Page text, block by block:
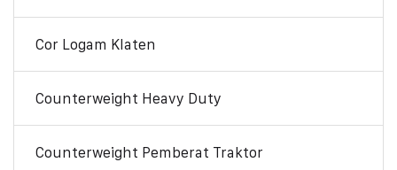
Cor Logam Klaten
Counterweight Heavy Duty
Counterweight Pemberat Traktor